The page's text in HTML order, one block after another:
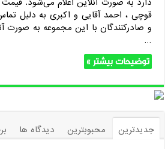
قوچی ، احمد آقایی و اکبری به دلیل
و صادرکنندگان با این مجموعه به صورت
…
توضیحات بیشتر »
جدیدترین محبوبترین دیدگاه ها